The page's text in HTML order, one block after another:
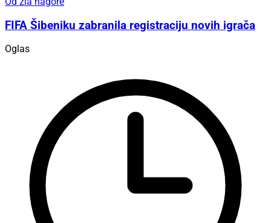
FIFA Šibeniku zabranila registraciju novih igrača
Oglas